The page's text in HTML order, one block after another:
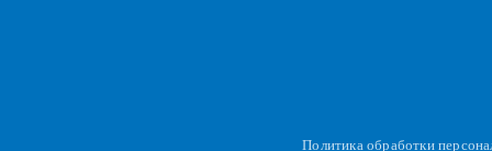
Политика обработки